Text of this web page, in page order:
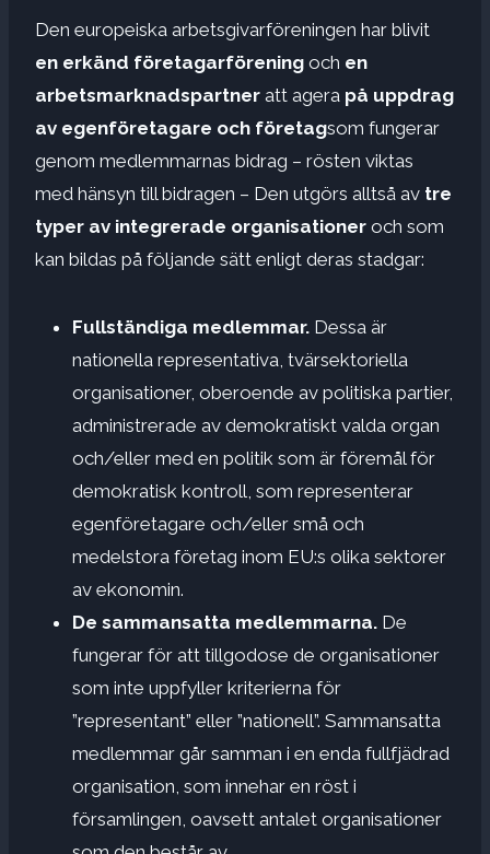
Den europeiska arbetsgivarföreningen har blivit
en erkänd företagarförening och en
arbetsmarknadspartner att agera på uppdrag
av egenföretagare och företagsom fungerar
genom medlemmarnas bidrag – rösten viktas
med hänsyn till bidragen – Den utgörs alltså av tre
typer av integrerade organisationer och som
kan bildas på följande sätt enligt deras stadgar:
Fullständiga medlemmar. Dessa är
nationella representativa, tvärsektoriella
organisationer, oberoende av politiska partier,
administrerade av demokratiskt valda organ
och/eller med en politik som är föremål för
demokratisk kontroll, som representerar
egenföretagare och/eller små och
medelstora företag inom EU:s olika sektorer
av ekonomin.
De sammansatta medlemmarna. De
fungerar för att tillgodose de organisationer
som inte uppfyller kriterierna för
”representant” eller ”nationell”. Sammansatta
medlemmar går samman i en enda fullfjädrad
organisation, som innehar en röst i
församlingen, oavsett antalet organisationer